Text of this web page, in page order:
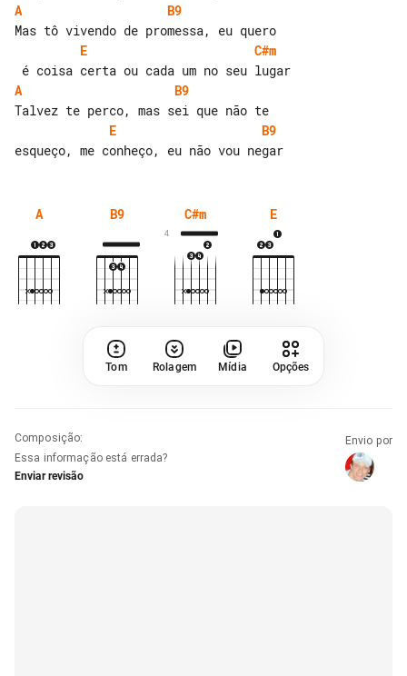
A
B9
E
C#m
A
B9
E
B9
A B9 C#m
4
E
Tom Rolagem Mídia Opções
Composição:
Essa informação está errada?
Enviar revisão
Envio por